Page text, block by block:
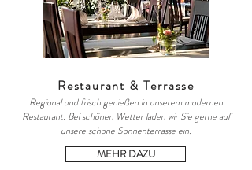
Restaurant & Terrasse
Regional und frisch genießen in unserem modernen
Restaurant. Bei schönen Wetter laden wir Sie gerne auf
unsere schöne Sonnenterrasse ein.
MEHR DAZU